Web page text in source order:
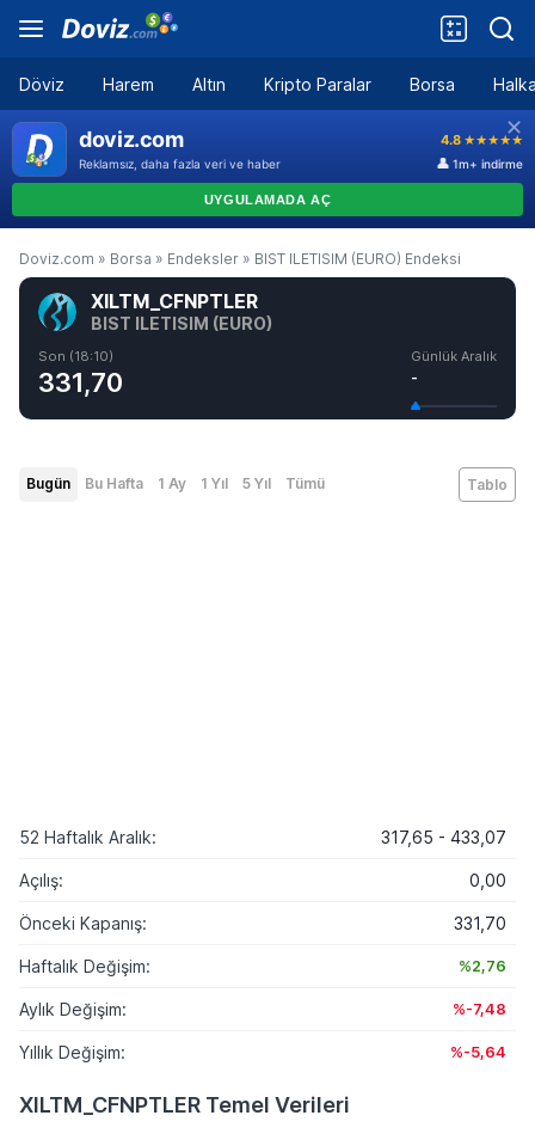
Döviz Harem Altın Kripto Paralar Borsa
Doviz.com » Borsa » Endeksler » BIST ILETISIM (EURO) Endeksi
XILTM_CFNPTLER
BIST ILETISIM (EURO)
Son (18:10)
331,70
Günlük Aralık
-
Bugün Bu Hafta 1 Ay 1 Yıl 5 Yıl Tümü Tablo
52 Haftalık Aralık: 317,65 - 433,07
Açılış: 0,00
Önceki Kapanış: 331,70
Haftalık Değişim: %2,76
Aylık Değişim: %-7,48
Yıllık Değişim: %-5,64
XILTM_CFNPTLER Temel Verileri